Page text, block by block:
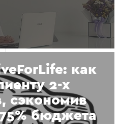
как
2-х
сэкономив
бюджета